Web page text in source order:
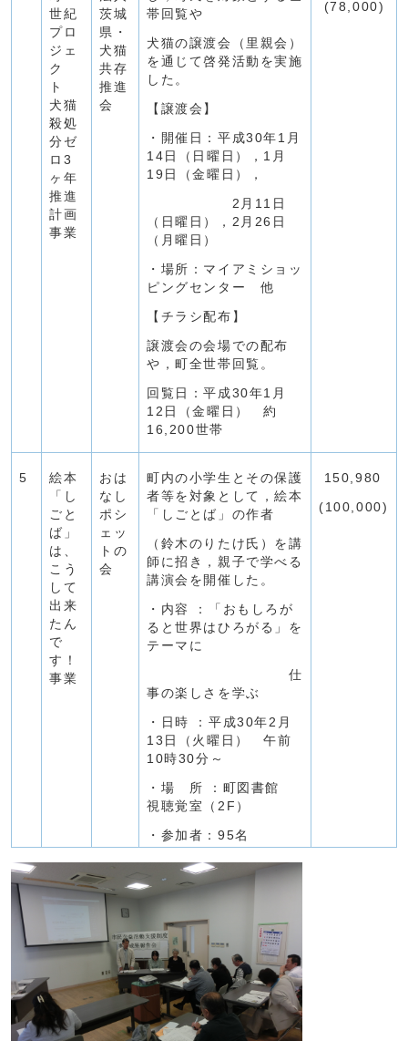
世紀
プロ
ジェ
ク
ト
犬猫
殺処
分ゼ
ロ3
ヶ年
推進
計画
事業
茨城
県・
犬猫
共存
推進
会
帯回覧や
犬猫の譲渡会（里親会）
を通じて啓発活動を実施
した。
【譲渡会】
・開催日：平成30年1月
14日（日曜日），1月
19日（金曜日），
2月11日
（日曜日），2月26日
（月曜日）
・場所：マイアミショッ
ピングセンター 他
【チラシ配布】
譲渡会の会場での配布
や，町全世帯回覧。
回覧日：平成30年1月
12日（金曜日） 約
16,200世帯
(78,000)
5
絵本
「し
ごと
ば」
は、
こう
して
出来
たん
で
す！
事業
おは
なし
ポシ
ェッ
トの
会
町内の小学生とその保護
者等を対象として，絵本
「しごとば」の作者
（鈴木のりたけ氏）を講
師に招き，親子で学べる
講演会を開催した。
・内容 ：「おもしろが
ると世界はひろがる」を
テーマに
仕
事の楽しさを学ぶ
・日時 ：平成30年2月
13日（火曜日） 午前
10時30分～
・場 所 ：町図書館
視聴覚室（2F）
・参加者：95名
150,980
(100,000)